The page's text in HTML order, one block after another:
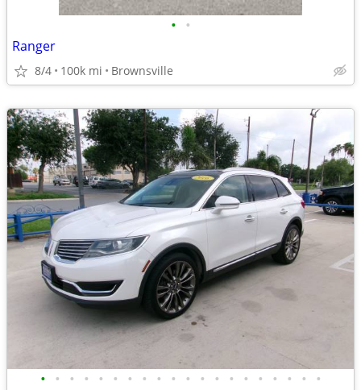
• •
Ranger
8/4 100k mi Brownsville
• • • • • • • • • • • • • • • • • • • •